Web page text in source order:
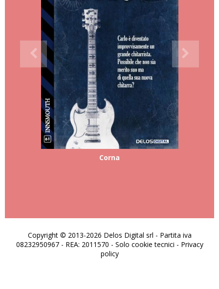
Corna
Copyright © 2013-2026 Delos Digital srl - Partita iva
08232950967 - REA: 2011570 - Solo cookie tecnici - Privacy
policy